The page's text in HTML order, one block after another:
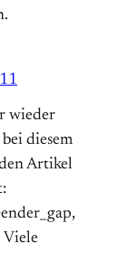
wieder
diesem
Artikel
Viele